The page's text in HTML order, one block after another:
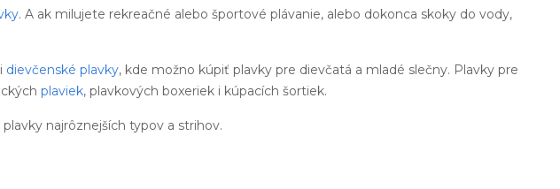
. A ak milujete rekreačné alebo športové plávanie, alebo dokonca skoky do vody,
dievčenské plavky, kde možno kúpiť plavky pre dievčatá a mladé slečny. Plavky pre
plaviek, plavkových boxeriek i kúpacích šortiek.
najrôznejších typov a strihov.